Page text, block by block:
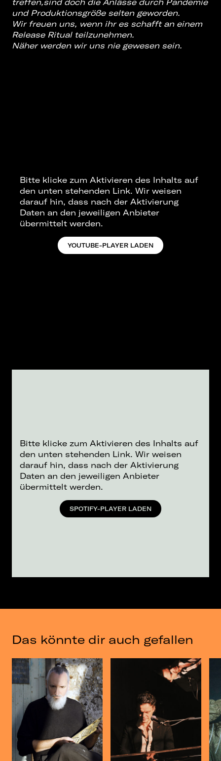
und Produktionsgröße selten geworden.
Wir freuen uns, wenn ihr es schafft an einem
Release Ritual teilzunehmen.
Näher werden wir uns nie gewesen sein.
Bitte klicke zum Aktivieren des Inhalts auf
den unten stehenden Link. Wir weisen
darauf hin, dass nach der Aktivierung
Daten an den jeweiligen Anbieter
übermittelt werden.
YOUTUBE-PLAYER LADEN
Bitte klicke zum Aktivieren des Inhalts auf
den unten stehenden Link. Wir weisen
darauf hin, dass nach der Aktivierung
Daten an den jeweiligen Anbieter
übermittelt werden.
SPOTIFY-PLAYER LADEN
Das könnte dir auch gefallen